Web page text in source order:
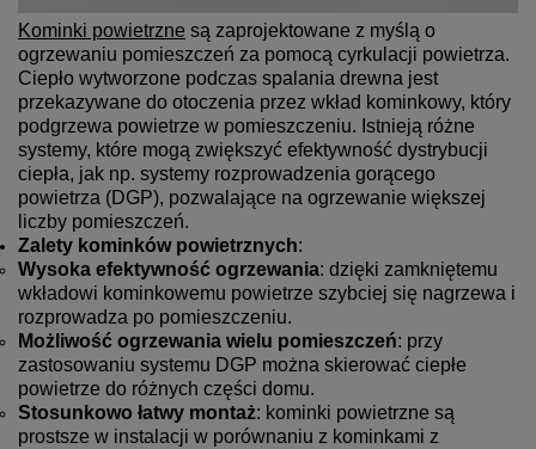
Kominki powietrzne są zaprojektowane z myślą o
ogrzewaniu pomieszczeń za pomocą cyrkulacji powietrza.
Ciepło wytworzone podczas spalania drewna jest
przekazywane do otoczenia przez wkład kominkowy, który
podgrzewa powietrze w pomieszczeniu. Istnieją różne
systemy, które mogą zwiększyć efektywność dystrybucji
ciepła, jak np. systemy rozprowadzenia gorącego
powietrza (DGP), pozwalające na ogrzewanie większej
liczby pomieszczeń.
Zalety kominków powietrznych:
Wysoka efektywność ogrzewania: dzięki zamkniętemu
wkładowi kominkowemu powietrze szybciej się nagrzewa i
rozprowadza po pomieszczeniu.
Możliwość ogrzewania wielu pomieszczeń: przy
zastosowaniu systemu DGP można skierować ciepłe
powietrze do różnych części domu.
Stosunkowo łatwy montaż: kominki powietrzne są
prostsze w instalacji w porównaniu z kominkami z